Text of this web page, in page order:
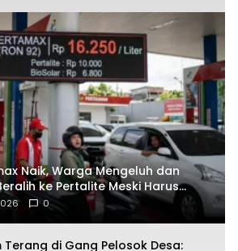
Naik, Warga Mengeluh dan
ke Pertalite Meski Harus
0
Terang di Gang Pelosok Desa: